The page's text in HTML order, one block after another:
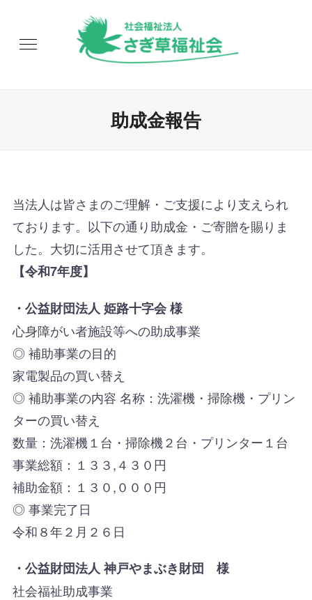
助成金報告
当法人は皆さまのご理解・ご支援により支えられ
ております。以下の通り助成金・ご寄贈を賜りま
した。大切に活用させて頂きます。
【令和7年度】
・公益財団法人 姫路十字会 様
心身障がい者施設等への助成事業
◎ 補助事業の目的
家電製品の買い替え
◎ 補助事業の内容 名称：洗濯機・掃除機・プリン
ターの買い替え
数量：洗濯機１台・掃除機２台・プリンター１台
事業総額：１３３,４３０円
補助金額：１３０,０００円
◎ 事業完了日
令和８年２月２６日
・ 公益財団法人 神戸やまぶき財団 様
社会福祉助成事業